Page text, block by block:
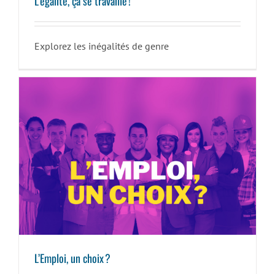
Explorez les inégalités de genre
L’Emploi, un choix ?
L’Emploi, un choix ?